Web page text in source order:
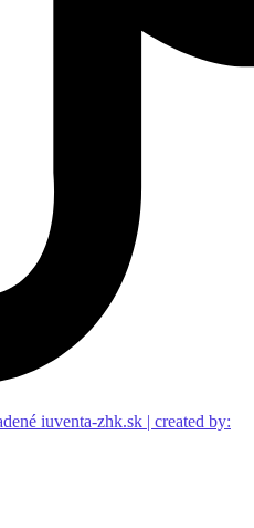
iuventa-zhk.sk | created by: